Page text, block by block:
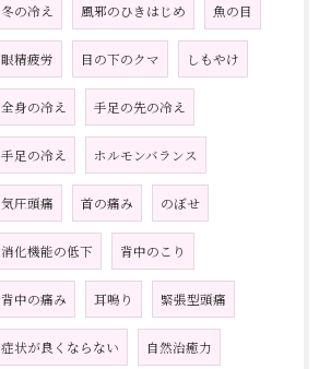
冬の冷え 風邪のひきはじめ 魚の目
眼精疲労 目の下のクマ しもやけ
全身の冷え 手足の先の冷え
手足の冷え ホルモンバランス
気圧頭痛 首の痛み のぼせ
消化機能の低下 背中のこり
背中の痛み 耳鳴り 緊張型頭痛
症状が良くならない 自然治癒力